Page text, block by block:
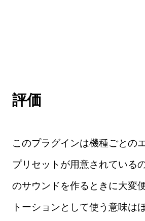
評価
このプラグインは機種ごとの
プリセットが用意されている
のサウンドを作るときに大変
トーションとして使う意味は